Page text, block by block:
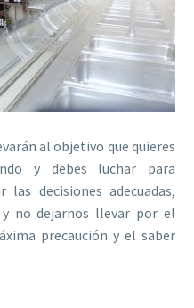
al objetivo que quieres
y debes luchar para
las decisiones adecuadas,
no dejarnos llevar por el
precaución y el saber